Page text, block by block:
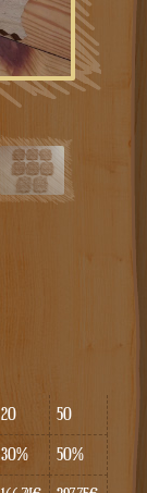
20
50
30%
50%